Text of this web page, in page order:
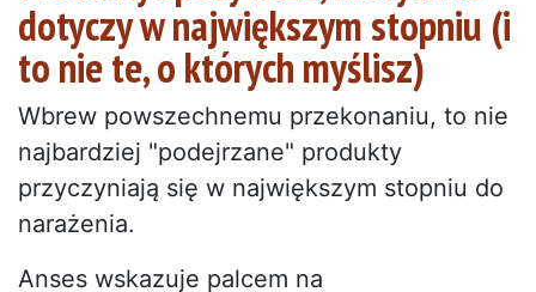
dotyczy w największym stopniu (i
to nie te, o których myślisz)
Wbrew powszechnemu przekonaniu, to nie
najbardziej "podejrzane" produkty
przyczyniają się w największym stopniu do
narażenia.
Anses wskazuje palcem na